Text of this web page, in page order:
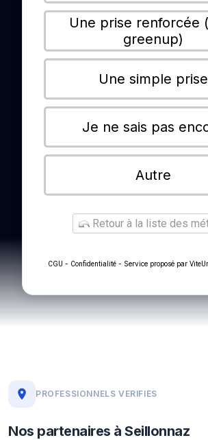
Une prise renforcée
greenup)
Une simple prise
Je ne sais pas
Autre
Retour à la liste des
CGU - Confidentialité - Service proposé par
PROFESSIONNELS VERIFIES
Nos partenaires à Seillonnaz